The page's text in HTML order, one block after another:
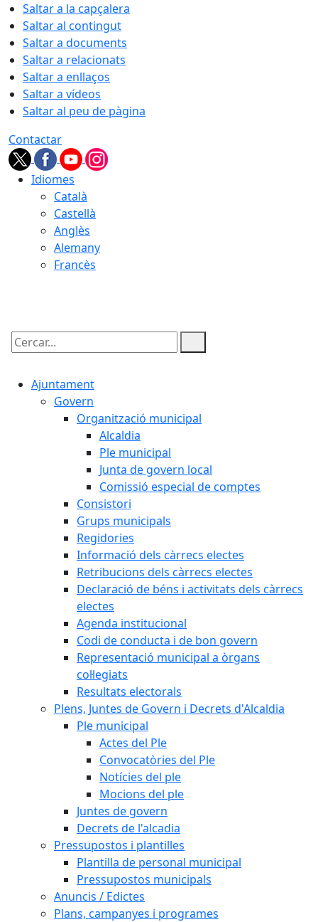
Saltar a la capçalera
Saltar al contingut
Saltar a documents
Saltar a relacionats
Saltar a enllaços
Saltar a vídeos
Saltar al peu de pàgina
Contactar
Idiomes
Català
Castellà
Anglès
Alemany
Francès
Cercar:
Ajuntament
Govern
Organització municipal
Alcaldia
Ple municipal
Junta de govern local
Comissió especial de comptes
Consistori
Grups municipals
Regidories
Informació dels càrrecs electes
Retribucions dels càrrecs electes
Declaració de béns i activitats dels càrrecs
electes
Agenda institucional
Codi de conducta i de bon govern
Representació municipal a òrgans
col·legiats
Resultats electorals
Plens, Juntes de Govern i Decrets d'Alcaldia
Ple municipal
Actes del Ple
Convocatòries del Ple
Notícies del ple
Mocions del ple
Juntes de govern
Decrets de l'alcadia
Pressupostos i plantilles
Plantilla de personal municipal
Pressupostos municipals
Anuncis / Edictes
Plans, campanyes i programes